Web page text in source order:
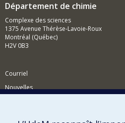
Département de chimie
Complexe des sciences
1375 Avenue Thérèse-Lavoie-Roux
Montréal (Québec)
H2V 0B3
Courriel
Nouvelles
Comment soutenir le Département?